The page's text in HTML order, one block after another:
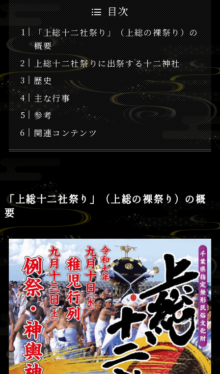
目次
「上総十二社祭り」（上総の裸祭り）の
概要
上総十二社祭りに出祭する十二神社
歴史
主な行事
参考
関連コンテンツ
「上総十二社祭り」（上総の裸祭り）の概
要